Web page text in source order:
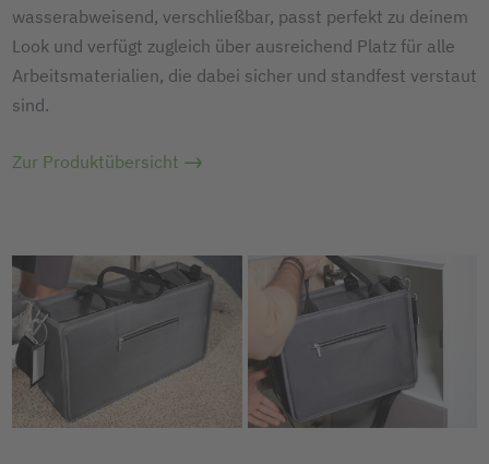
wasserabweisend, verschließbar, passt perfekt zu deinem
Look und verfügt zugleich über ausreichend Platz für alle
Arbeitsmaterialien, die dabei sicher und standfest verstaut
sind.
Zur Produktübersicht